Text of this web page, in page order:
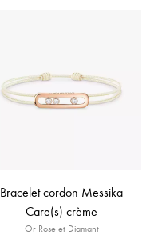
Bracelet cordon Messika
Care(s) crème
Or Rose et Diamant